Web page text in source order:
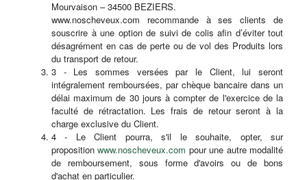
Mourvaison – 34500 BEZIERS.
www.noscheveux.com recommande à ses clients de
souscrire à une option de suivi de colis afin d’éviter tout
désagrément en cas de perte ou de vol des Produits lors
du transport de retour.
3 - Les sommes versées par le Client, lui seront
intégralement remboursées, par chèque bancaire dans un
délai maximum de 30 jours à compter de l'exercice de la
faculté de rétractation. Les frais de retour seront à la
charge exclusive du Client.
4 - Le Client pourra, s'il le souhaite, opter, sur
propositionwww.noscheveux.com pour une autre modalité
de remboursement, sous forme d'avoirs ou de bons
d'achat en particulier.